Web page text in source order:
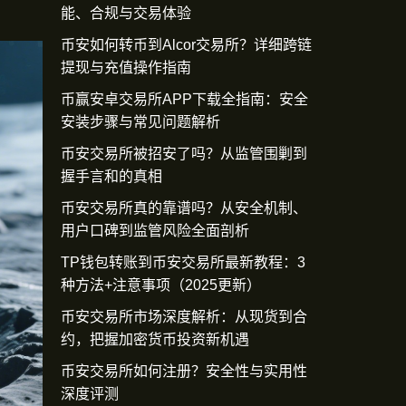
能、合规与交易体验
币安如何转币到Alcor交易所？详细跨链
提现与充值操作指南
币赢安卓交易所APP下载全指南：安全
安装步骤与常见问题解析
币安交易所被招安了吗？从监管围剿到
握手言和的真相
币安交易所真的靠谱吗？从安全机制、
用户口碑到监管风险全面剖析
TP钱包转账到币安交易所最新教程：3
种方法+注意事项（2025更新）
币安交易所市场深度解析：从现货到合
约，把握加密货币投资新机遇
币安交易所如何注册？安全性与实用性
深度评测